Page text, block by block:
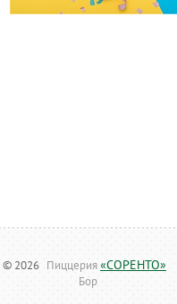
© 2026 Пиццерия«СОРЕНТО»
Бор